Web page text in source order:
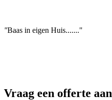
"Baas in eigen Huis......."
Vraag een offerte aan